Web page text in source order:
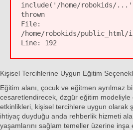
include('/home/robokids/
thrown
File:
/home/robokids/public_html/
Line:
192
Kişisel Tercihlerine Uygun Eğitim
Eğitim alanı, çocuk ve eğitmen ayrılmaz
cesaretlendirecek, özgür eğitim modeliyle
etkinlikleri , kişisel tercihlere uygun olarak
ihtiyaç duyduğu anda rehberlik hizmeti
yaşamlarını sağlam temeller üzerine inşa